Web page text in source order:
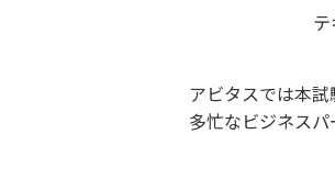
アビタスでは本
多忙なビジネスパ